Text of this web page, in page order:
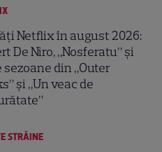
Netflix în august 2026:
De Niro, „Nosferatu” și
din „Outer
și „Un veac de
STRĂINE